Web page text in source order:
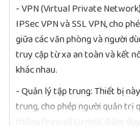
- VPN (Virtual Private
IPSec VPN và SSL VPN, cho
giữa các văn phòng và người
truy cập từ xa an toàn và kết
khác nhau.
- Quản lý tập trung: Thiết bị
trung, cho phép người quản trị